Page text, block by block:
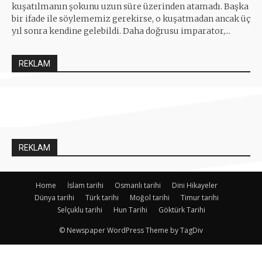
kuşatılmanın şokunu uzun süre üzerinden atamadı. Başka
bir ifade ile söylememiz gerekirse, o kuşatmadan ancak üç
yıl sonra kendine gelebildi. Daha doğrusu imparator,...
REKLAM
REKLAM
Home İslam tarihi Osmanlı tarihi
Dini Hikayeler
Dünya tarihi
Türk tarihi Moğol tarihi
Timur tarihi
Selçuklu tarihi
Hun Tarihi Göktürk Tarihi
© Newspaper WordPress Theme by TagDiv